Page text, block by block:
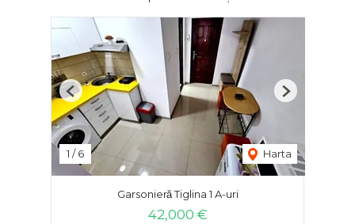
1 /6 Harta
Previous Next
Garsonieră Tiglina 1 A-uri
42,000 €